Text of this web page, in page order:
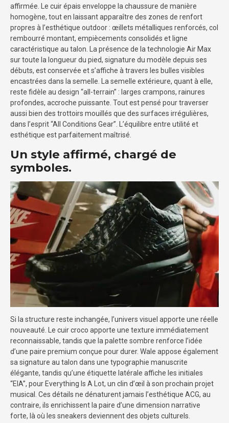
affirmée. Le cuir épais enveloppe la chaussure de manière
homogène, tout en laissant apparaître des zones de renfort
propres à l’esthétique outdoor : œillets métalliques renforcés, col
rembourré montant, empiècements consolidés et ligne
caractéristique au talon. La présence de la technologie Air Max
sur toute la longueur du pied, signature du modèle depuis ses
débuts, est conservée et s’affiche à travers les bulles visibles
encastrées dans la semelle. La semelle extérieure, quant à elle,
reste fidèle au design “all-terrain” : larges crampons, rainures
profondes, accroche puissante. Tout est pensé pour traverser
aussi bien des trottoirs mouillés que des surfaces irrégulières,
dans l’esprit “All Conditions Gear”. L’équilibre entre utilité et
esthétique est parfaitement maîtrisé.
Un style affirmé, chargé de
symboles.
Si la structure reste inchangée, l’univers visuel apporte une réelle
nouveauté. Le cuir croco apporte une texture immédiatement
reconnaissable, tandis que la palette sombre renforce l’idée
d’une paire premium conçue pour durer. Wale appose également
sa signature au talon dans une typographie manuscrite
élégante, tandis qu’une étiquette latérale affiche les initiales
“EIA”, pour Everything Is A Lot, un clin d’œil à son prochain projet
musical. Ces détails ne dénaturent jamais l’esthétique ACG, au
contraire, ils enrichissent la paire d’une dimension narrative
forte, là où les sneakers deviennent des objets culturels.